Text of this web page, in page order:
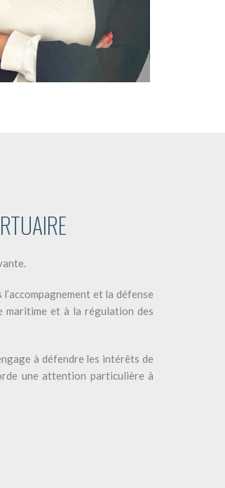
et la défense
maritime et à la régulation des
à défendre les intérêts de
une attention particulière à